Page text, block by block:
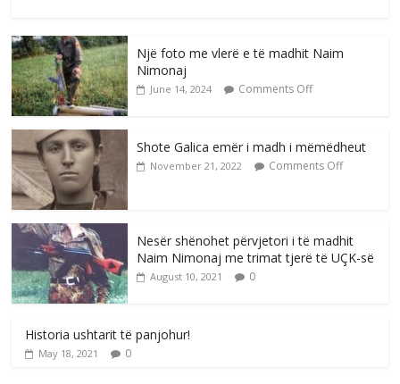
Një foto me vlerë e të madhit Naim
Nimonaj
June 14, 2024 Comments Off
Shote Galica emër i madh i mëmëdheut
November 21, 2022 Comments Off
Nesër shënohet përvjetori i të madhit
Naim Nimonaj me trimat tjerë të UÇK-së
August 10, 2021 0
Historia ushtarit të panjohur!
May 18, 2021 0